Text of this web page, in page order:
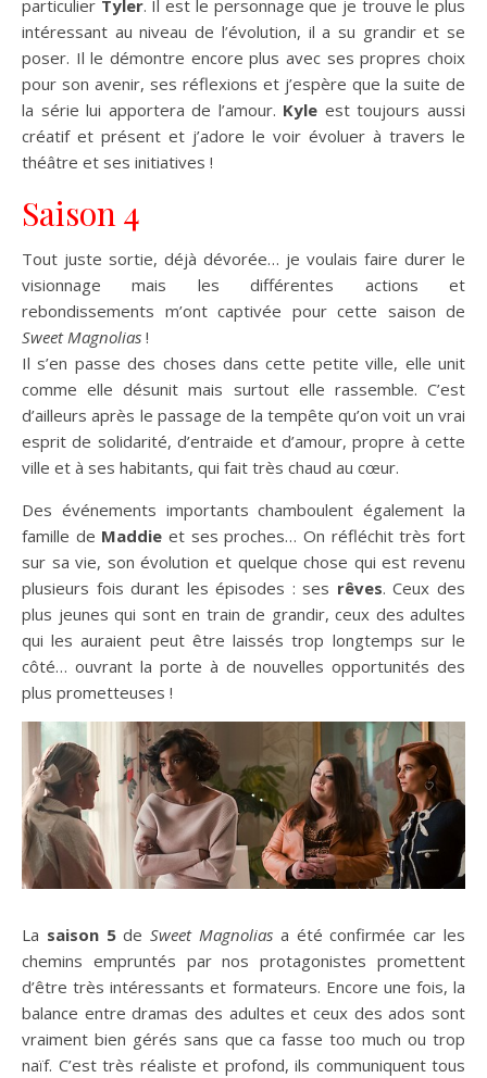
particulier Tyler. Il est le personnage que je trouve le plus
intéressant au niveau de l’évolution, il a su grandir et se
poser. Il le démontre encore plus avec ses propres choix
pour son avenir, ses réflexions et j’espère que la suite de
la série lui apportera de l’amour. Kyle est toujours aussi
créatif et présent et j’adore le voir évoluer à travers le
théâtre et ses initiatives !
Saison 4
Tout juste sortie, déjà dévorée… je voulais faire durer le
visionnage mais les différentes actions et
rebondissements m’ont captivée pour cette saison de
Sweet Magnolias !
Il s’en passe des choses dans cette petite ville, elle unit
comme elle désunit mais surtout elle rassemble. C’est
d’ailleurs après le passage de la tempête qu’on voit un vrai
esprit de solidarité, d’entraide et d’amour, propre à cette
ville et à ses habitants, qui fait très chaud au cœur.
Des événements importants chamboulent également la
famille de Maddie et ses proches… On réfléchit très fort
sur sa vie, son évolution et quelque chose qui est revenu
plusieurs fois durant les épisodes : ses rêves. Ceux des
plus jeunes qui sont en train de grandir, ceux des adultes
qui les auraient peut être laissés trop longtemps sur le
côté… ouvrant la porte à de nouvelles opportunités des
plus prometteuses !
La saison 5deSweet Magnolias a été confirmée car les
chemins empruntés par nos protagonistes promettent
d’être très intéressants et formateurs. Encore une fois, la
balance entre dramas des adultes et ceux des ados sont
vraiment bien gérés sans que ca fasse too much ou trop
naïf. C’est très réaliste et profond, ils communiquent tous